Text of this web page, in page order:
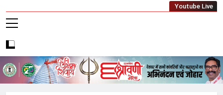
Munadi Live – Jharkhand's Leading Local
Youtube Live